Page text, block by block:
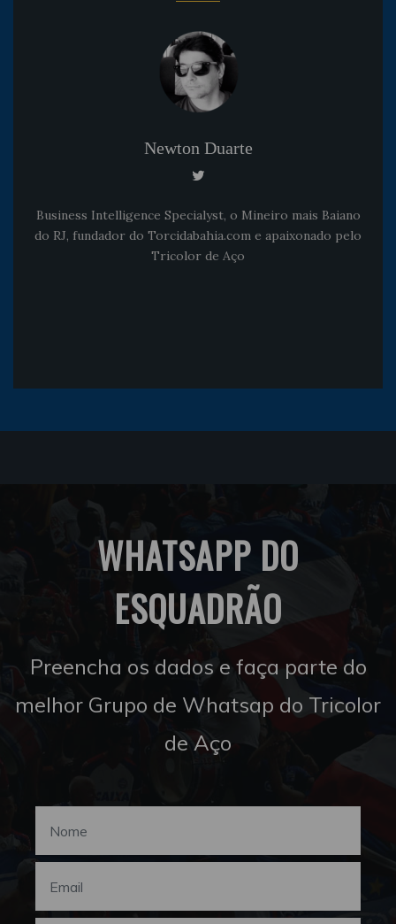
Newton Duarte
Business Intelligence Specialyst, o Mineiro mais Baiano
do RJ, fundador do Torcidabahia.com e apaixonado pelo
Tricolor de Aço
WHATSAPP DO
ESQUADRÃO
Preencha os dados e faça parte do
melhor Grupo de Whatsap do Tricolor
de Aço